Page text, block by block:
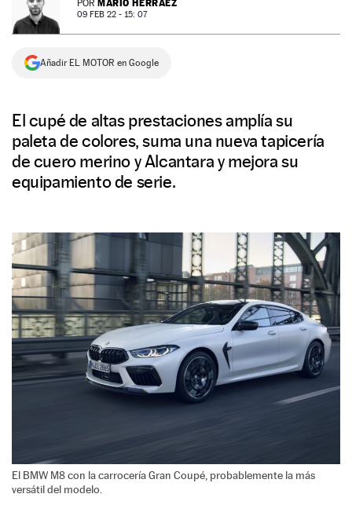
NEWSLETTER
SÍGUENOS
POR MARIO HERRÁEZ
09 FEB 22 - 15: 07
Añadir EL MOTOR en Google
El cupé de altas prestaciones amplía su
paleta de colores, suma una nueva tapicería
de cuero merino y Alcantara y mejora su
equipamiento de serie.
El BMW M8 con la carrocería Gran Coupé, probablemente la más
versátil del modelo.